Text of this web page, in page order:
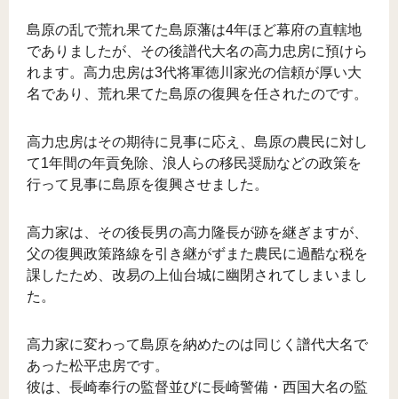
島原の乱で荒れ果てた島原藩は4年ほど幕府の直轄地
でありましたが、その後譜代大名の高力忠房に預けら
れます。高力忠房は3代将軍徳川家光の信頼が厚い大
名であり、荒れ果てた島原の復興を任されたのです。
高力忠房はその期待に見事に応え、島原の農民に対し
て1年間の年貢免除、浪人らの移民奨励などの政策を
行って見事に島原を復興させました。
高力家は、その後長男の高力隆長が跡を継ぎますが、
父の復興政策路線を引き継がずまた農民に過酷な税を
課したため、改易の上仙台城に幽閉されてしまいまし
た。
高力家に変わって島原を納めたのは同じく譜代大名で
あった松平忠房です。
彼は、長崎奉行の監督並びに長崎警備・西国大名の監